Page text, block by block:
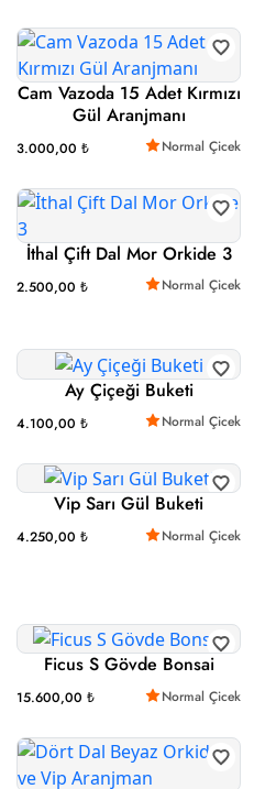
Cam Vazoda 15 Adet Kırmızı
Gül Aranjmanı
3.000,00 ₺ Normal Çicek
İthal Çift Dal Mor Orkide 3
2.500,00 ₺ Normal Çicek
Ay Çiçeği Buketi
4.100,00 ₺ Normal Çicek
Vip Sarı Gül Buketi
4.250,00 ₺ Normal Çicek
Ficus S Gövde Bonsai
15.600,00 ₺ Normal Çicek